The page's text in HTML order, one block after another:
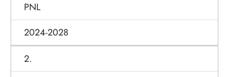
PNL
2024-2028
2.